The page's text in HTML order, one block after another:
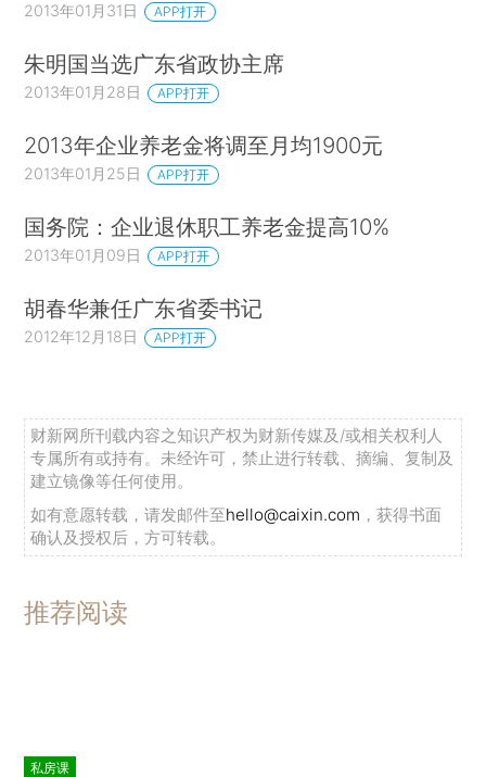
2013年01月31日 APP打开
朱明国当选广东省政协主席
2013年01月28日 APP打开
2013年企业养老金将调至月均1900元
2013年01月25日 APP打开
国务院：企业退休职工养老金提高10%
2013年01月09日 APP打开
胡春华兼任广东省委书记
2012年12月18日 APP打开
财新网所刊载内容之知识产权为财新传媒及/或相关权利人
专属所有或持有。未经许可，禁止进行转载、摘编、复制及
建立镜像等任何使用。
如有意愿转载，请发邮件至hello@caixin.com ，获得书面
确认及授权后，方可转载。
推荐阅读
私房课